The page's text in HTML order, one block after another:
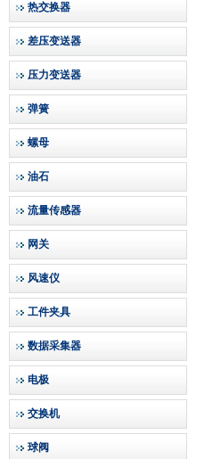
热交换器
差压变送器
压力变送器
弹簧
螺母
油石
流量传感器
网关
风速仪
工件夹具
数据采集器
电极
交换机
球阀